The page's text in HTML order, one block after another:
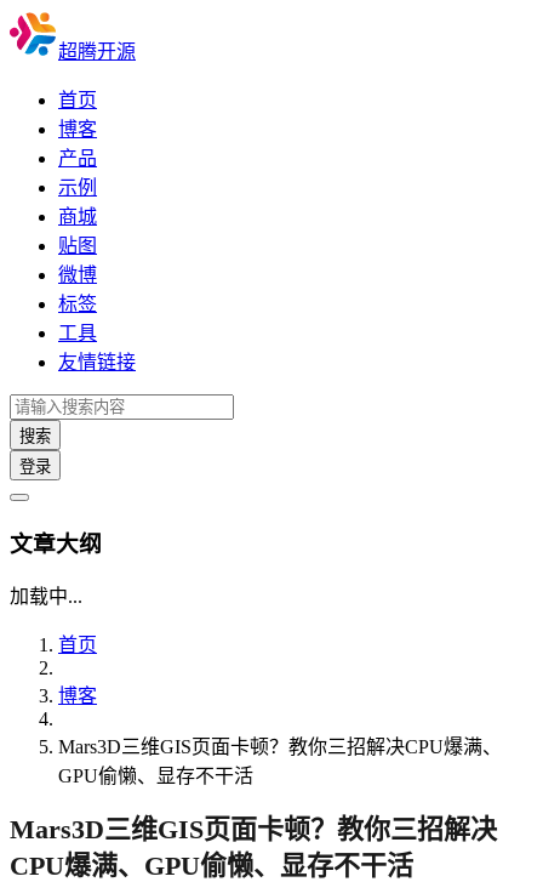
超腾开源
首页
博客
产品
示例
商城
贴图
微博
标签
工具
友情链接
搜索
登录
文章大纲
加载中...
首页
博客
Mars3D三维GIS页面卡顿？教你三招解决CPU爆满、
GPU偷懒、显存不干活
Mars3D三维GIS页面卡顿？教你三招解决
CPU爆满、GPU偷懒、显存不干活